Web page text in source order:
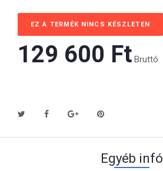
EZ A TERMÉK NINCS KÉSZLETEN
129 600 Ft‎ Bruttó
Egyéb infó